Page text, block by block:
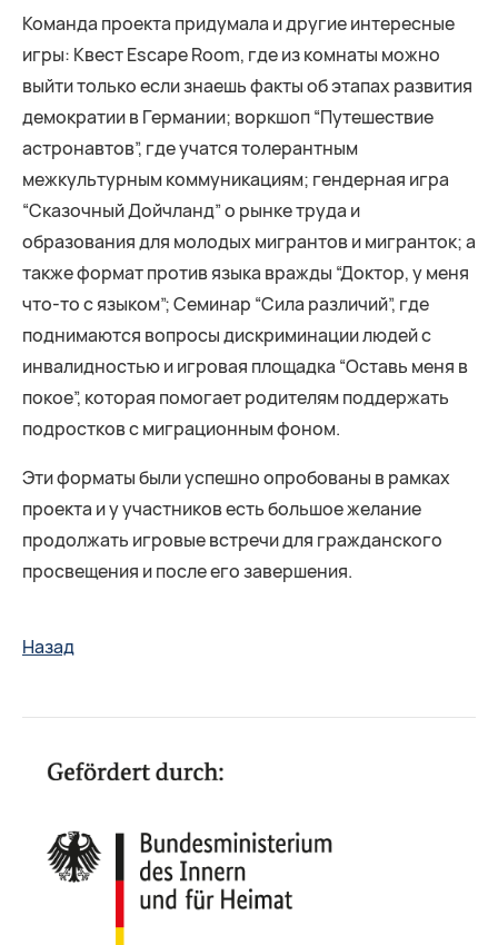
Команда проекта придумала и другие интересные
игры: Квест Escape Room, где из комнаты можно
выйти только если знаешь факты об этапах развития
демократии в Германии; воркшоп “Путешествие
астронавтов”, где учатся толерантным
межкультурным коммуникациям; гендерная игра
“Сказочный Дойчланд” о рынке труда и
образования для молодых мигрантов и мигранток; а
также формат против языка вражды “Доктор, у меня
что-то с языком”; Семинар “Сила различий”, где
поднимаются вопросы дискриминации людей с
инвалидностью и игровая площадка “Оставь меня в
покое”, которая помогает родителям поддержать
подростков с миграционным фоном.
Эти форматы были успешно опробованы в рамках
проекта и у участников есть большое желание
продолжать игровые встречи для гражданского
просвещения и после его завершения.
Назад